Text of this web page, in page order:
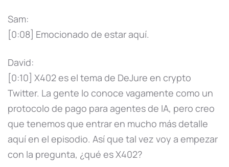
Sam:
[0:08] Emocionado de estar aquí.
David:
[0:10] X402 es el tema de DeJure en crypto
Twitter. La gente lo conoce vagamente como un
protocolo de pago para agentes de IA, pero creo
que tenemos que entrar en mucho más detalle
aquí en el episodio. Así que tal vez voy a empezar
con la pregunta, ¿qué es X402?